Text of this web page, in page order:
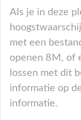
Als je in deze
met een
openen 8M, of
lossen met dit
informatie op
informatie.